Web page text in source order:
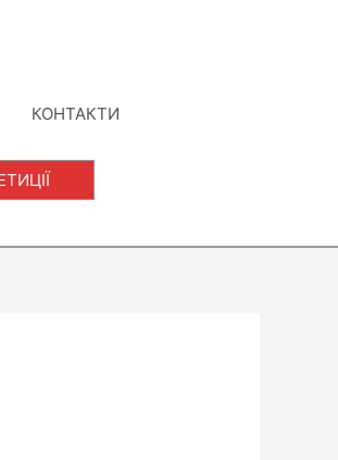
КОНТАКТИ